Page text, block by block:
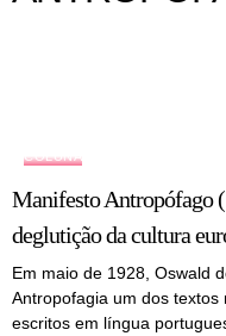
COLUNA
Manifesto Antropófago
deglutição da cultura
Em maio de 1928, Oswald
Antropofagia um dos
escritos em língua